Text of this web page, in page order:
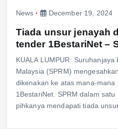
News December 19, 2024
Tiada unsur jenayah
tender 1BestariNet –
KUALA LUMPUR:
Malaysia (SPRM)
dikenakan ke atas mana-
1BestariNet. SPRM dalam
pihkanya mendapati tiada